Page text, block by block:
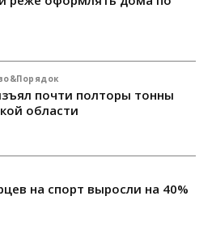
почти полторы тонны
области
на спорт выросли на 40%